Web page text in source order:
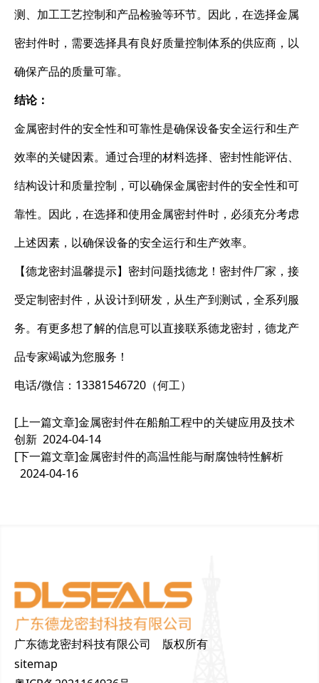
测、加工工艺控制和产品检验等环节。因此，在选择金属
密封件时，需要选择具有良好质量控制体系的供应商，以
确保产品的质量可靠。
结论：
金属密封件的安全性和可靠性是确保设备安全运行和生产
效率的关键因素。通过合理的材料选择、密封性能评估、
结构设计和质量控制，可以确保金属密封件的安全性和可
靠性。因此，在选择和使用金属密封件时，必须充分考虑
上述因素，以确保设备的安全运行和生产效率。
【德龙密封温馨提示】密封问题找德龙！密封件厂家，接
受定制密封件，从设计到研发，从生产到测试，全系列服
务。有更多想了解的信息可以直接联系德龙密封，德龙产
品专家竭诚为您服务！
电话/微信：13381546720（何工）
[上一篇文章]金属密封件在船舶工程中的关键应用及技术
创新 2024-04-14
[下一篇文章]金属密封件的高温性能与耐腐蚀特性解析
2024-04-16
广东德龙密封科技有限公司 版权所有
sitemap